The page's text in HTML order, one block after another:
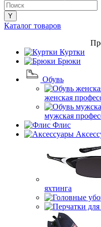
Каталог товаров
Куртки
Брюки
Обувь
женская
мужская
Флис
яхтинга